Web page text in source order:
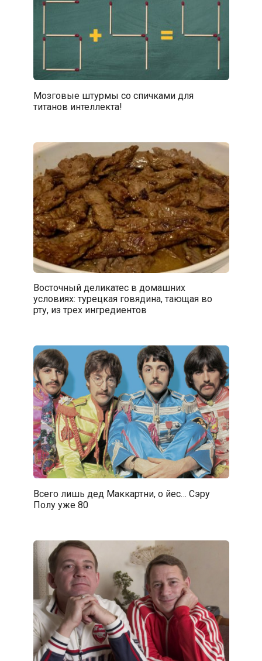
Мозговые штурмы со спичками для
титанов интеллекта!
Восточный деликатес в домашних
условиях: турецкая говядина, тающая во
рту, из трех ингредиентов
Всего лишь дед Маккартни, о йес… Сэру
Полу уже 80